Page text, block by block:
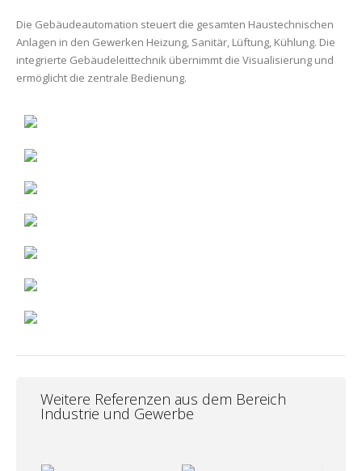
Die Gebäudeautomation steuert die gesamten Haustechnischen
Anlagen in den Gewerken Heizung, Sanitär, Lüftung, Kühlung. Die
integrierte Gebäudeleittechnik übernimmt die Visualisierung und
ermöglicht die zentrale Bedienung.
Weitere Referenzen aus dem Bereich
Industrie und Gewerbe